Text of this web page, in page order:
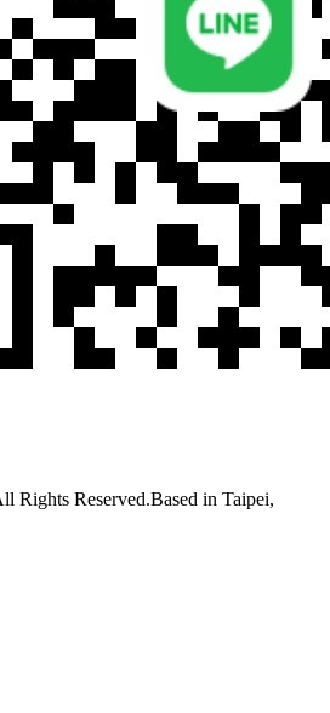
Rights Reserved.Based in Taipei,